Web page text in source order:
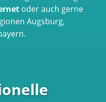
oder auch gerne
Augsburg,